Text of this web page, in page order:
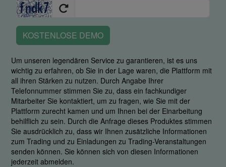
KOSTENLOSE DEMO
Um unseren legendären Service zu garantieren, ist es uns
wichtig zu erfahren, ob Sie in der Lage waren, die Plattform mit
all ihren Stärken zu nutzen. Durch Angabe Ihrer
Telefonnummer stimmen Sie zu, dass ein fachkundiger
Mitarbeiter Sie kontaktiert, um zu fragen, wie Sie mit der
Plattform zurecht kamen und um Ihnen bei der Einarbeitung
behilflich zu sein. Durch die Anfrage dieses Produktes stimmen
Sie ausdrücklich zu, dass wir Ihnen zusätzliche Informationen
zum Trading und zu Einladungen zu Trading-Veranstaltungen
senden können. Sie können sich von diesen Informationen
jederzeit abmelden.